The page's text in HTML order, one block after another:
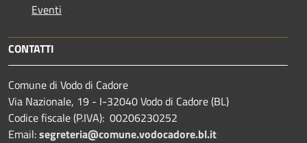
Eventi
CONTATTI
Comune di Vodo di Cadore
Via Nazionale, 19 - I-32040 Vodo di Cadore (BL)
Codice fiscale (P.IVA): 00206230252
Email:segreteria@comune.vodocadore.bl.it